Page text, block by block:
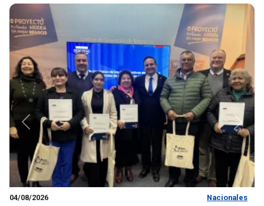
04/08/2026 Nacionales
Anterior